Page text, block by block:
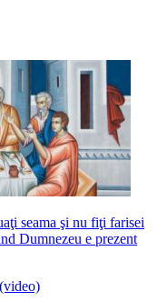
seama şi nu fiţi farisei
Dumnezeu e prezent